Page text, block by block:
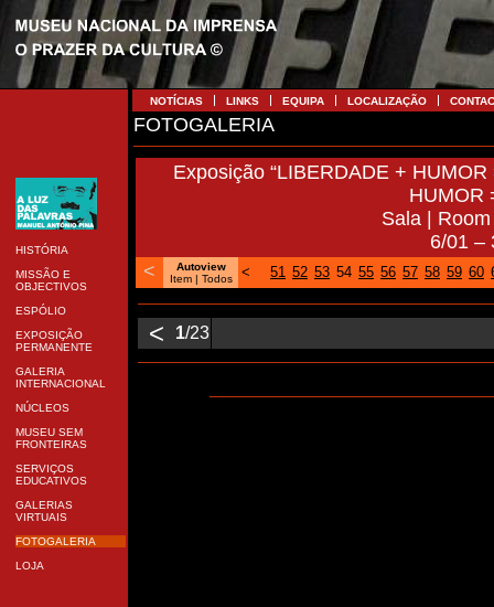
HISTÓRIA
MISSÃO E
OBJECTIVOS
ESPÓLIO
EXPOSIÇÃO
PERMANENTE
GALERIA
INTERNACIONAL
NÚCLEOS
MUSEU SEM
FRONTEIRAS
SERVIÇOS
EDUCATIVOS
GALERIAS
VIRTUAIS
FOTOGALERIA
LOJA
NOTÍCIAS LINKS EQUIPA LOCALIZAÇÃO
FOTOGALERIA
Exposição “LIBERDADE +
HUMOR
Sala |
6/01 –
<
Autoview
Item| Todos < 51 52 53 54 55 56 57 58 59 60
< 1/23